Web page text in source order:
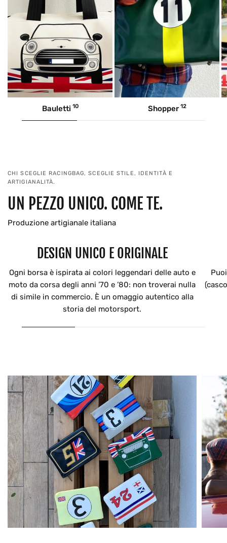
Bauletti 10 Shopper 12
CHI SCEGLIE RACINGBAG, SCEGLIE STILE, IDENTITÀ E
ARTIGIANALITÀ.
UN PEZZO UNICO. COME TE.
Produzione artigianale italiana
DESIGN UNICO E ORIGINALE
Ogni borsa è ispirata ai colori leggendari delle auto e
moto da corsa degli anni ’70 e ’80: non troverai nulla
di simile in commercio. È un omaggio autentico alla
storia del motorsport.